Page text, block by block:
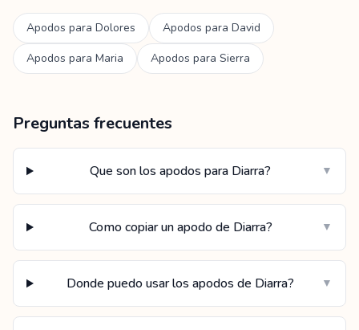
Apodos para Dolores Apodos para David
Apodos para Maria Apodos para Sierra
Preguntas frecuentes
Que son los apodos para Diarra? ▼
Como copiar un apodo de Diarra? ▼
Donde puedo usar los apodos de Diarra? ▼